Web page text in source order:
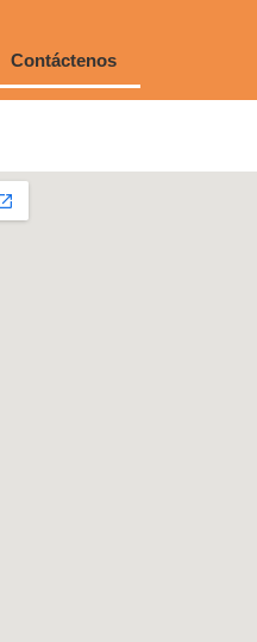
Contáctenos